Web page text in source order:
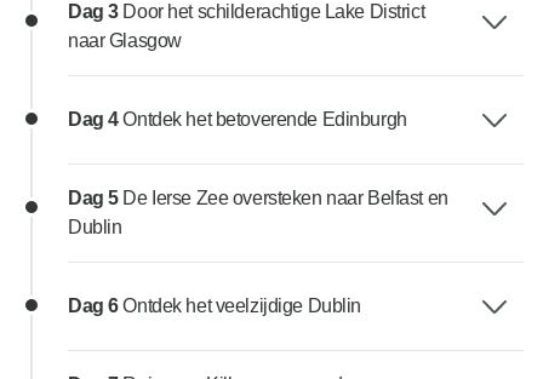
Dag 3 Door het schilderachtige Lake District
naar Glasgow
Dag 4Ontdek het betoverende Edinburgh
Dag 5 De Ierse Zee oversteken naar Belfast en
Dublin
Dag 6Ontdek het veelzijdige Dublin